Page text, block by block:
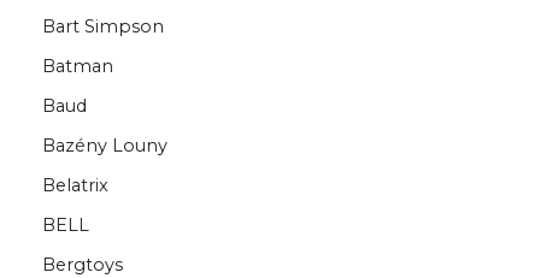
Bart Simpson
Batman
Baud
Bazény Louny
Belatrix
BELL
Bergtoys